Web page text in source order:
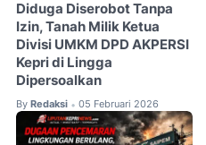
Diduga Diserobot Tanpa
Izin, Tanah Milik Ketua
Divisi UMKM DPD AKPERSI
Kepri di Lingga
Dipersoalkan
By Redaksi • 05 Februari 2026